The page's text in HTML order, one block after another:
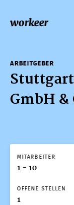
workeer
ARBEITGEBER
GmbH &
MITARBEITER
1 - 10
OFFENE STELLEN
1